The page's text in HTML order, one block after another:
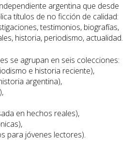
argentina que desde
títulos de no ficción de calidad:
testimonios, biografías,
historia, periodismo, actualidad.
se agrupan en seis colecciones:
e historia reciente),
argentina),
en hechos reales),
para jóvenes lectores).